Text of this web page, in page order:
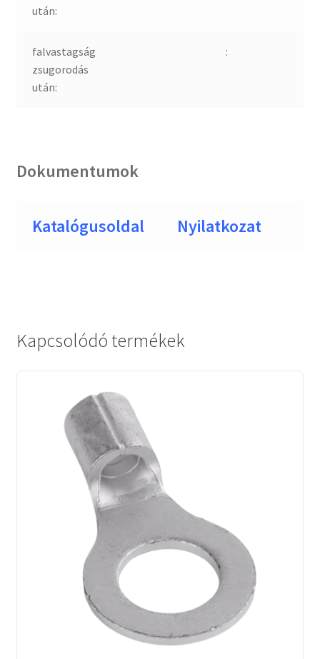
után:
falvastagság
zsugorodás
után:
:
Dokumentumok
Katalógusoldal Nyilatkozat
Kapcsolódó termékek